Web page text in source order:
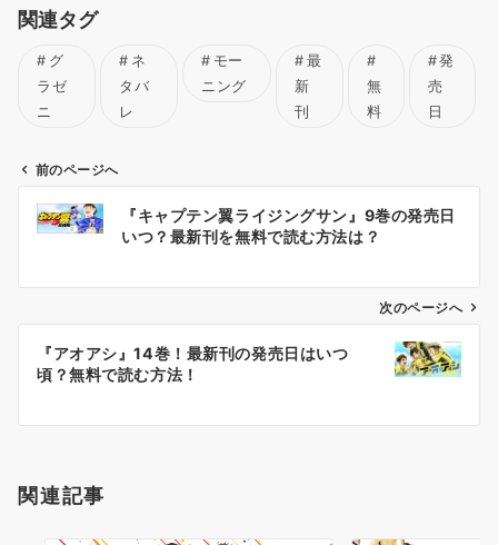
関連タグ
グ
ラゼ
ニ
ネ
タバ
レ
モー
ニング
最
新
刊
無
料
発
売
日
ン
前のページへ
『キャプテン翼ライジングサン』9巻の発売日
いつ？最新刊を無料で読む方法は？
次のページへ
『アオアシ』14巻！最新刊の発売日はいつ
頃？無料で読む方法！
関連記事